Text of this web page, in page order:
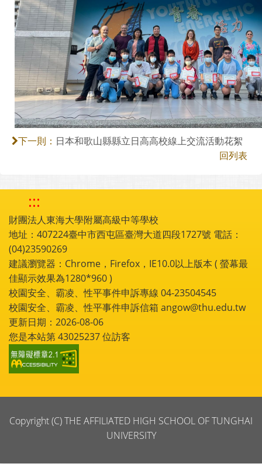
下一則： 日本和歌山縣縣立日高高校線上交流活動花絮
回列表
:::
財團法人東海大學附屬高級中等學校
地址：407224臺中市西屯區臺灣大道四段1727號 電話：
(04)23590269
建議瀏覽器：Chrome，Firefox，IE10.0以上版本 ( 螢幕最
佳顯示效果為1280*960 )
校園安全、霸凌、性平事件申訴專線 04-23504545
校園安全、霸凌、性平事件申訴信箱 angow@thu.edu.tw
更新日期：2026-08-06
您是本站第43025237位訪客
Copyright (C) THE AFFILIATED HIGH SCHOOL OF TUNGHAI
UNIVERSITY